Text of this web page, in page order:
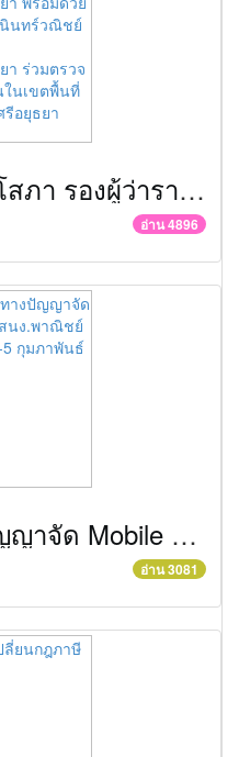
นายขจรศักดิ์ เจริญโสภา รองผู้ว่าราชการจังหวัดพระนครศรีอยุธยา พร้อมด้วยนางสุวรรณา ชนินทร์วณิชย์ พาณิชย์จังหวัดพระนครศรีอยุธยา ร่วมตรวจสอบชุดสังฆทานในเขตพื้นที่อำเภอพระนครศรีอยุธยา
อ่าน 4896
กรมทรัพย์สินทางปัญญาจัด Mobile Unit ณ สนง.พาณิชย์จังหวัดฯ วันที่ 4-5 กุมภาพันธ์ 2559 นี้
อ่าน 3081